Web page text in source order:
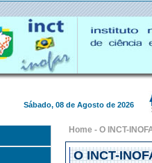
Sábado, 08 de Agosto de 2026
Home - O INCT-
O INCT-